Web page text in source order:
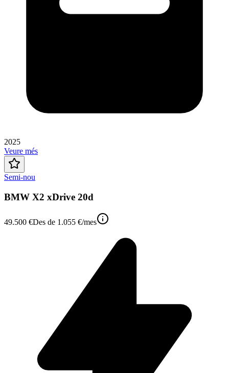
2025
Veure més
Semi-nou
BMW X2 xDrive 20d
49.500 €Des de 1.055 €/mes